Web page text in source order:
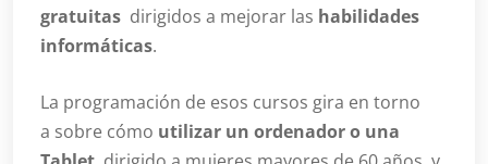
gratuitas dirigidos a mejorar las habilidades
informáticas.
La programación de esos cursos gira en torno
a sobre cómo utilizar un ordenador o una